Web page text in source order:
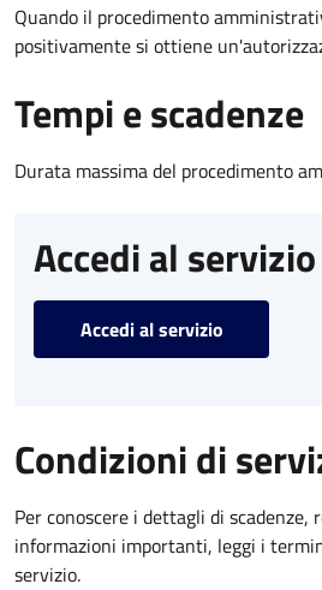
Quando il procedimento
positivamente si ottiene
Tempi e scadenze
Durata massima del procedimento
Accedi al servizio
Accedi al servizio
Condizioni di
Per conoscere i dettagli di
informazioni importanti, leggi i
servizio.